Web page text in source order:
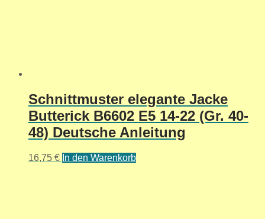
Schnittmuster elegante Jacke
Butterick B6602 E5 14-22 (Gr. 40-
48) Deutsche Anleitung
16,75 € In den Warenkorb